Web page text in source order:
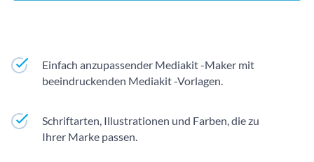
Einfach anzupassender Mediakit -Maker mit
beeindruckenden Mediakit -Vorlagen.
Schriftarten, Illustrationen und Farben, die zu
Ihrer Marke passen.